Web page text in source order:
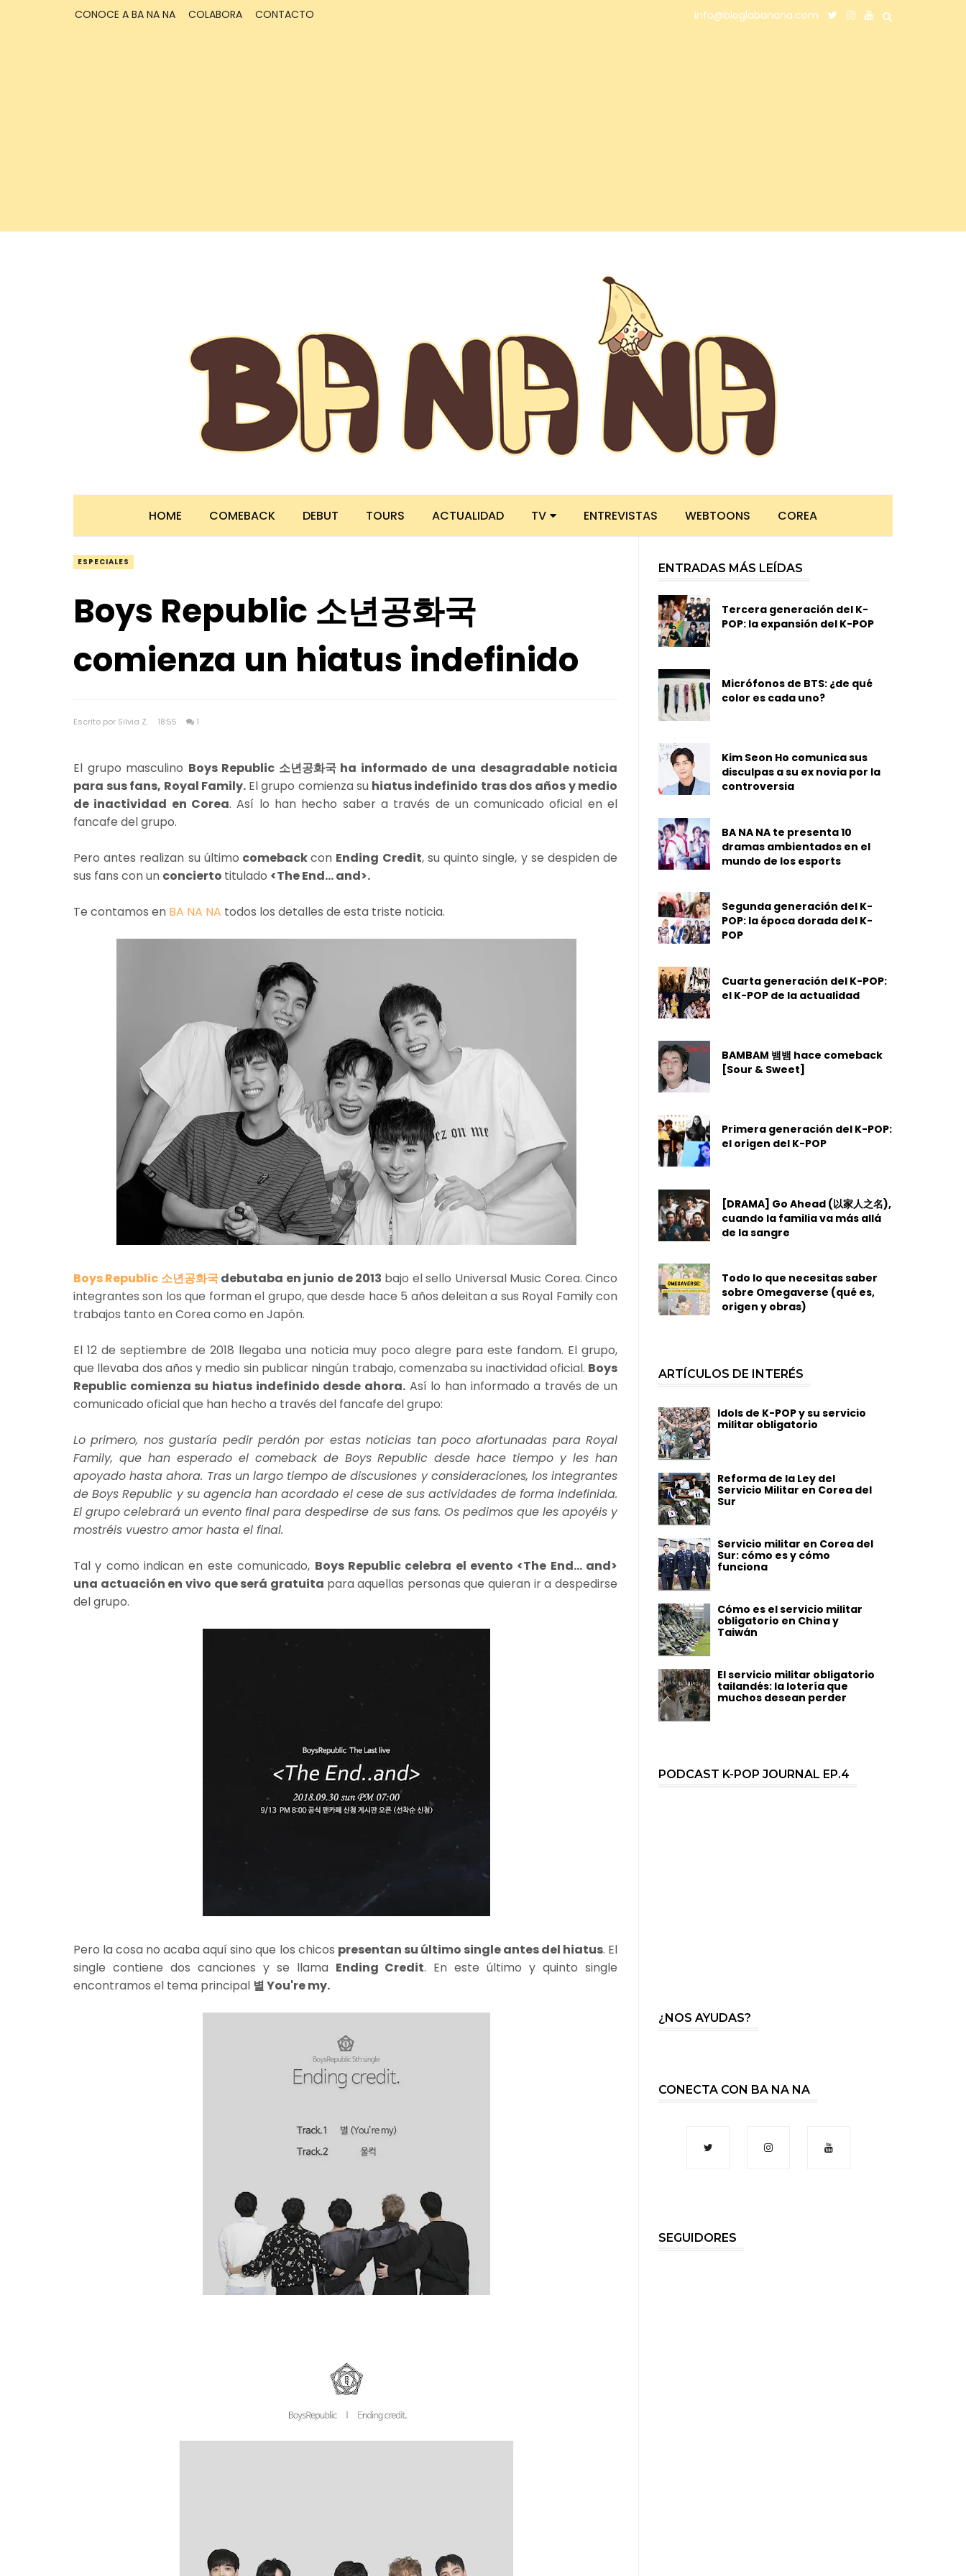
CONOCE A BA NA NA COLABORA CONTACTO info@bloglabanana.com
HOME COMEBACK DEBUT TOURS ACTUALIDAD TV ENTREVISTAS WEBTOONS COREA
ESPECIALES
Boys Republic 소년공화국
comienza un hiatus indefinido
Escrito por Silvia Z. 18:55 1
El grupo masculino Boys Republic 소년공화국 ha informado de una desagradable noticia
para sus fans, Royal Family. El grupo comienza su hiatus indefinido tras dos años y medio
de inactividad en Corea. Así lo han hecho saber a través de un comunicado oficial en el
fancafe del grupo.
Pero antes realizan su último comebackcon Ending Credit, su quinto single, y se despiden de
sus fans con un concierto titulado <The End… and>.
Te contamos en BA NA NA todos los detalles de esta triste noticia.
Boys Republic 소년공화국debutaba en junio de 2013 bajo el sello Universal Music Corea. Cinco
integrantes son los que forman el grupo, que desde hace 5 años deleitan a sus Royal Family con
trabajos tanto en Corea como en Japón.
El 12 de septiembre de 2018 llegaba una noticia muy poco alegre para este fandom. El grupo,
que llevaba dos años y medio sin publicar ningún trabajo, comenzaba su inactividad oficial. Boys
Republic comienza su hiatus indefinido desde ahora.Así lo han informado a través de un
comunicado oficial que han hecho a través del fancafe del grupo:
Lo primero, nos gustaría pedir perdón por estas noticias tan poco afortunadas para Royal
Family, que han esperado el comeback de Boys Republic desde hace tiempo y les han
apoyado hasta ahora. Tras un largo tiempo de discusiones y consideraciones, los integrantes
de Boys Republic y su agencia han acordado el cese de sus actividades de forma indefinida.
El grupo celebrará un evento final para despedirse de sus fans. Os pedimos que les apoyéis y
mostréis vuestro amor hasta el final.
Tal y como indican en este comunicado, Boys Republic celebra el evento <The End… and>
una actuación en vivo que será gratuita para aquellas personas que quieran ir a despedirse
del grupo.
Pero la cosa no acaba aquí sino que los chicos presentan su último single antes del hiatus. El
single contiene dos canciones y se llama Ending Credit. En este último y quinto single
encontramos el tema principal 별 You're my.
ENTRADAS MÁS LEÍDAS
Tercera generación del K-
POP: la expansión del K-POP
Micrófonos de BTS: ¿de qué
color es cada uno?
Kim Seon Ho comunica sus
disculpas a su ex novia por la
controversia
BA NA NA te presenta 10
dramas ambientados en el
mundo de los esports
Segunda generación del K-
POP: la época dorada del K-
POP
Cuarta generación del K-POP:
el K-POP de la actualidad
BAMBAM 뱀뱀 hace comeback
[Sour & Sweet]
Primera generación del K-POP:
el origen del K-POP
[DRAMA] Go Ahead (以家人之名),
cuando la familia va más allá
de la sangre
Todo lo que necesitas saber
sobre Omegaverse (qué es,
origen y obras)
ARTÍCULOS DE INTERÉS
Idols de K-POP y su servicio
militar obligatorio
Reforma de la Ley del
Servicio Militar en Corea del
Sur
Servicio militar en Corea del
Sur: cómo es y cómo
funciona
Cómo es el servicio militar
obligatorio en China y
Taiwán
El servicio militar obligatorio
tailandés: la lotería que
muchos desean perder
PODCAST K-POP JOURNAL EP.4
¿NOS AYUDAS?
CONECTA CON BA NA NA
SEGUIDORES